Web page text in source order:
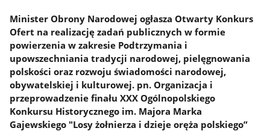
Minister Obrony Narodowej ogłasza Otwarty Konkurs
Ofert na realizację zadań publicznych w formie
powierzenia w zakresie Podtrzymania i
upowszechniania tradycji narodowej, pielęgnowania
polskości oraz rozwoju świadomości narodowej,
obywatelskiej i kulturowej. pn. Organizacja i
przeprowadzenie finału XXX Ogólnopolskiego
Konkursu Historycznego im. Majora Marka
Gajewskiego "Losy żołnierza i dzieje oręża polskiego”